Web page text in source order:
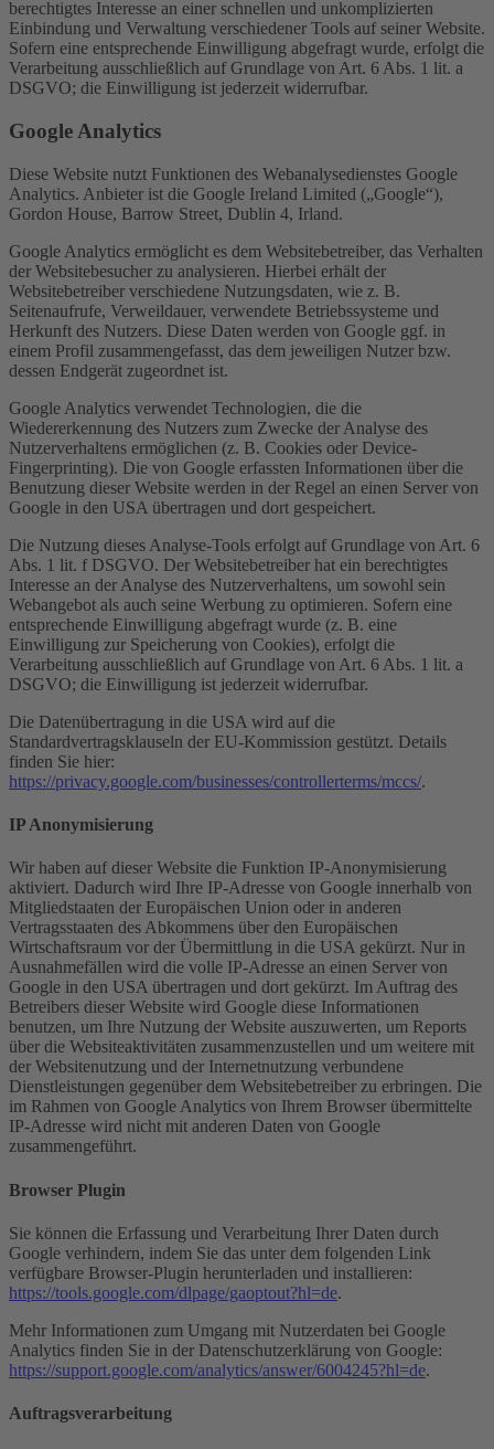
berechtigtes Interesse an einer schnellen und unkomplizierten
Einbindung und Verwaltung verschiedener Tools auf seiner Website.
Sofern eine entsprechende Einwilligung abgefragt wurde, erfolgt die
Verarbeitung ausschließlich auf Grundlage von Art. 6 Abs. 1 lit. a
DSGVO; die Einwilligung ist jederzeit widerrufbar.
Google Analytics
Diese Website nutzt Funktionen des Webanalysedienstes Google
Analytics. Anbieter ist die Google Ireland Limited („Google“),
Gordon House, Barrow Street, Dublin 4, Irland.
Google Analytics ermöglicht es dem Websitebetreiber, das Verhalten
der Websitebesucher zu analysieren. Hierbei erhält der
Websitebetreiber verschiedene Nutzungsdaten, wie z. B.
Seitenaufrufe, Verweildauer, verwendete Betriebssysteme und
Herkunft des Nutzers. Diese Daten werden von Google ggf. in
einem Profil zusammengefasst, das dem jeweiligen Nutzer bzw.
dessen Endgerät zugeordnet ist.
Google Analytics verwendet Technologien, die die
Wiedererkennung des Nutzers zum Zwecke der Analyse des
Nutzerverhaltens ermöglichen (z. B. Cookies oder Device-
Fingerprinting). Die von Google erfassten Informationen über die
Benutzung dieser Website werden in der Regel an einen Server von
Google in den USA übertragen und dort gespeichert.
Die Nutzung dieses Analyse-Tools erfolgt auf Grundlage von Art. 6
Abs. 1 lit. f DSGVO. Der Websitebetreiber hat ein berechtigtes
Interesse an der Analyse des Nutzerverhaltens, um sowohl sein
Webangebot als auch seine Werbung zu optimieren. Sofern eine
entsprechende Einwilligung abgefragt wurde (z. B. eine
Einwilligung zur Speicherung von Cookies), erfolgt die
Verarbeitung ausschließlich auf Grundlage von Art. 6 Abs. 1 lit. a
DSGVO; die Einwilligung ist jederzeit widerrufbar.
Die Datenübertragung in die USA wird auf die
Standardvertragsklauseln der EU-Kommission gestützt. Details
finden Sie hier:
https://privacy.google.com/businesses/controllerterms/mccs/.
IP Anonymisierung
Wir haben auf dieser Website die Funktion IP-Anonymisierung
aktiviert. Dadurch wird Ihre IP-Adresse von Google innerhalb von
Mitgliedstaaten der Europäischen Union oder in anderen
Vertragsstaaten des Abkommens über den Europäischen
Wirtschaftsraum vor der Übermittlung in die USA gekürzt. Nur in
Ausnahmefällen wird die volle IP-Adresse an einen Server von
Google in den USA übertragen und dort gekürzt. Im Auftrag des
Betreibers dieser Website wird Google diese Informationen
benutzen, um Ihre Nutzung der Website auszuwerten, um Reports
über die Websiteaktivitäten zusammenzustellen und um weitere mit
der Websitenutzung und der Internetnutzung verbundene
Dienstleistungen gegenüber dem Websitebetreiber zu erbringen. Die
im Rahmen von Google Analytics von Ihrem Browser übermittelte
IP-Adresse wird nicht mit anderen Daten von Google
zusammengeführt.
Browser Plugin
Sie können die Erfassung und Verarbeitung Ihrer Daten durch
Google verhindern, indem Sie das unter dem folgenden Link
verfügbare Browser-Plugin herunterladen und installieren:
https://tools.google.com/dlpage/gaoptout?hl=de.
Mehr Informationen zum Umgang mit Nutzerdaten bei Google
Analytics finden Sie in der Datenschutzerklärung von Google:
https://support.google.com/analytics/answer/6004245?hl=de.
Auftragsverarbeitung